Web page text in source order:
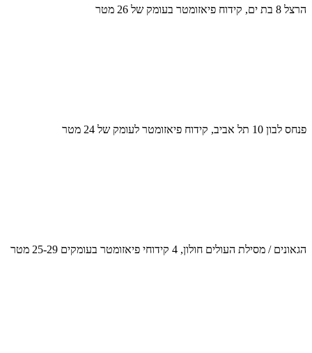
הרצל 8 בת ים, קידוח פיאזומטר בעומק של 26 מטר
פנחס לבון 10 תל אביב, קידוח פיאזומטר לעומק של 24 מטר
הגאונים / מסילת העולים חולון, 4 קידוחי פיאזומטר בעומקים 25-29 מטר